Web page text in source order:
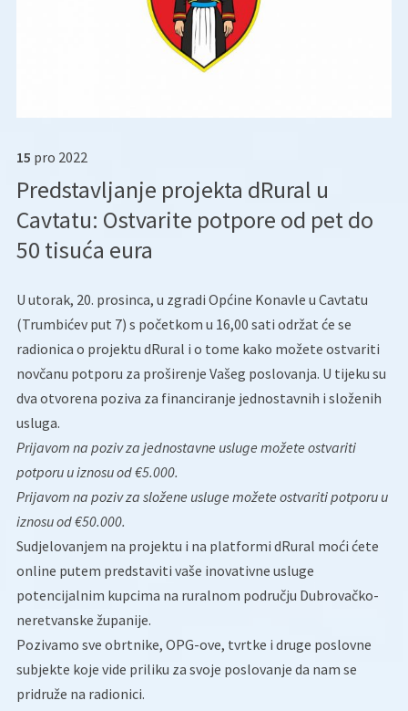
15 pro 2022
Predstavljanje projekta dRural u
Cavtatu: Ostvarite potpore od pet do
50 tisuća eura
U utorak, 20. prosinca, u zgradi Općine Konavle u Cavtatu
(Trumbićev put 7) s početkom u 16,00 sati održat će se
radionica o projektu dRural i o tome kako možete ostvariti
novčanu potporu za proširenje Vašeg poslovanja. U tijeku su
dva otvorena poziva za financiranje jednostavnih i složenih
usluga.
Prijavom na poziv za jednostavne usluge možete ostvariti
potporu u iznosu od €5.000.
Prijavom na poziv za složene usluge možete ostvariti potporu u
iznosu od €50.000.
Sudjelovanjem na projektu i na platformi dRural moći ćete
online putem predstaviti vaše inovativne usluge
potencijalnim kupcima na ruralnom području Dubrovačko-
neretvanske županije.
Pozivamo sve obrtnike, OPG-ove, tvrtke i druge poslovne
subjekte koje vide priliku za svoje poslovanje da nam se
pridruže na radionici.